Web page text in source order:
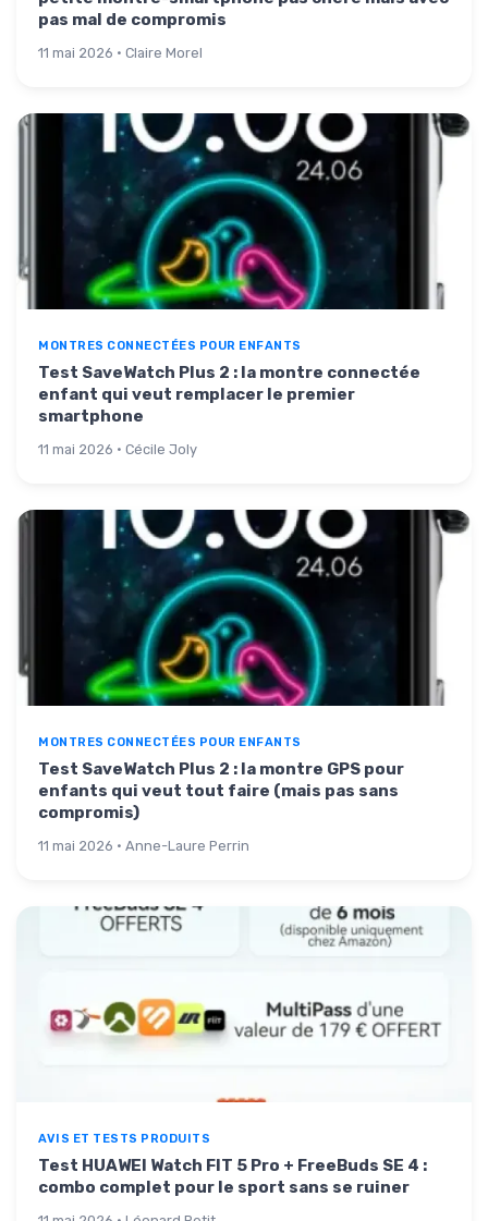
pas mal de compromis
11 mai 2026 · Claire Morel
MONTRES CONNECTÉES POUR ENFANTS
Test SaveWatch Plus 2 : la montre connectée
enfant qui veut remplacer le premier
smartphone
11 mai 2026 · Cécile Joly
MONTRES CONNECTÉES POUR ENFANTS
Test SaveWatch Plus 2 : la montre GPS pour
enfants qui veut tout faire (mais pas sans
compromis)
11 mai 2026 · Anne-Laure Perrin
AVIS ET TESTS PRODUITS
Test HUAWEI Watch FIT 5 Pro + FreeBuds SE 4 :
combo complet pour le sport sans se ruiner